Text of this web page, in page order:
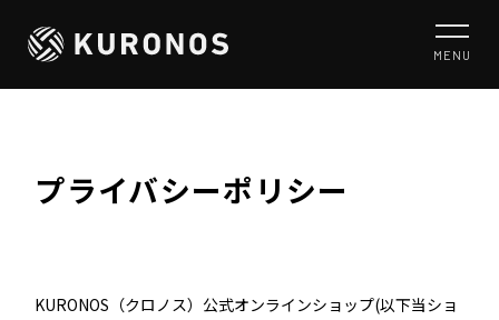
MENU
プライバシーポリシー
KURONOS（クロノス）公式オンラインショップ(以下当ショ